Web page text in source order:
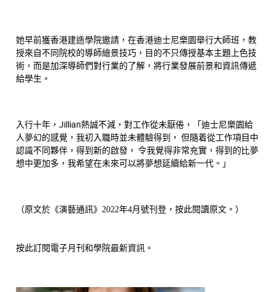
她早前獲香港建造學院邀請，在香港迪士尼樂園舉行大師班，教
授來自不同院校的導師繪景技巧，目的不只傳授基本主題上色技
術，而是加深導師們對行業的了解，將行業發展前景和資訊傳遞
給學生。
入行十年，Jillian熱誠不減，對工作從未厭倦，「迪士尼樂園給
人夢幻的感覺，我初入職時並未體驗得到， 但隨着從工作項目中
認識不同夥伴，得到新的啟發， 令我覺得非常充實，得到的比夢
想中更加多，我希望在未來可以將夢想延續給新一代。」
（原文於《演藝通訊》2022年4月號刊登， 按此閱讀原文。）
按此訂閱電子月刊和學院最新資訊。